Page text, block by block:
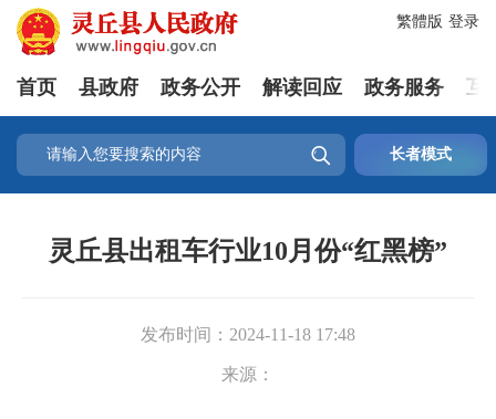
登录
繁體版
首页 县政府 政务公开 解读回应 政务服务 互
 长者模式
灵丘县出租车行业10月份“红黑榜”
发布时间： 2024-11-18 17:48
来源：